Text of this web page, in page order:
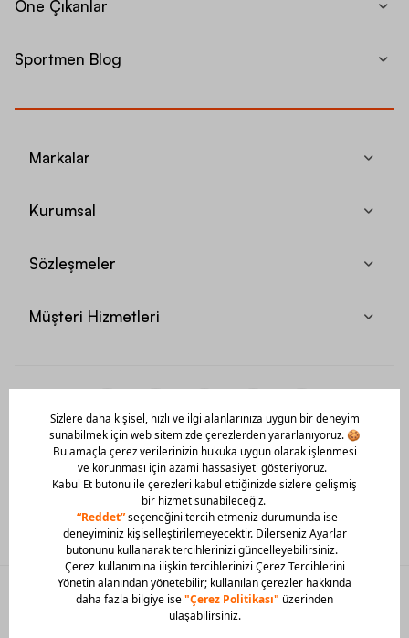
Öne Çıkanlar
Sportmen Blog
Markalar
Kurumsal
Sözleşmeler
Müşteri Hizmetleri
Mobil Uygulamamızı Hemen İndir!